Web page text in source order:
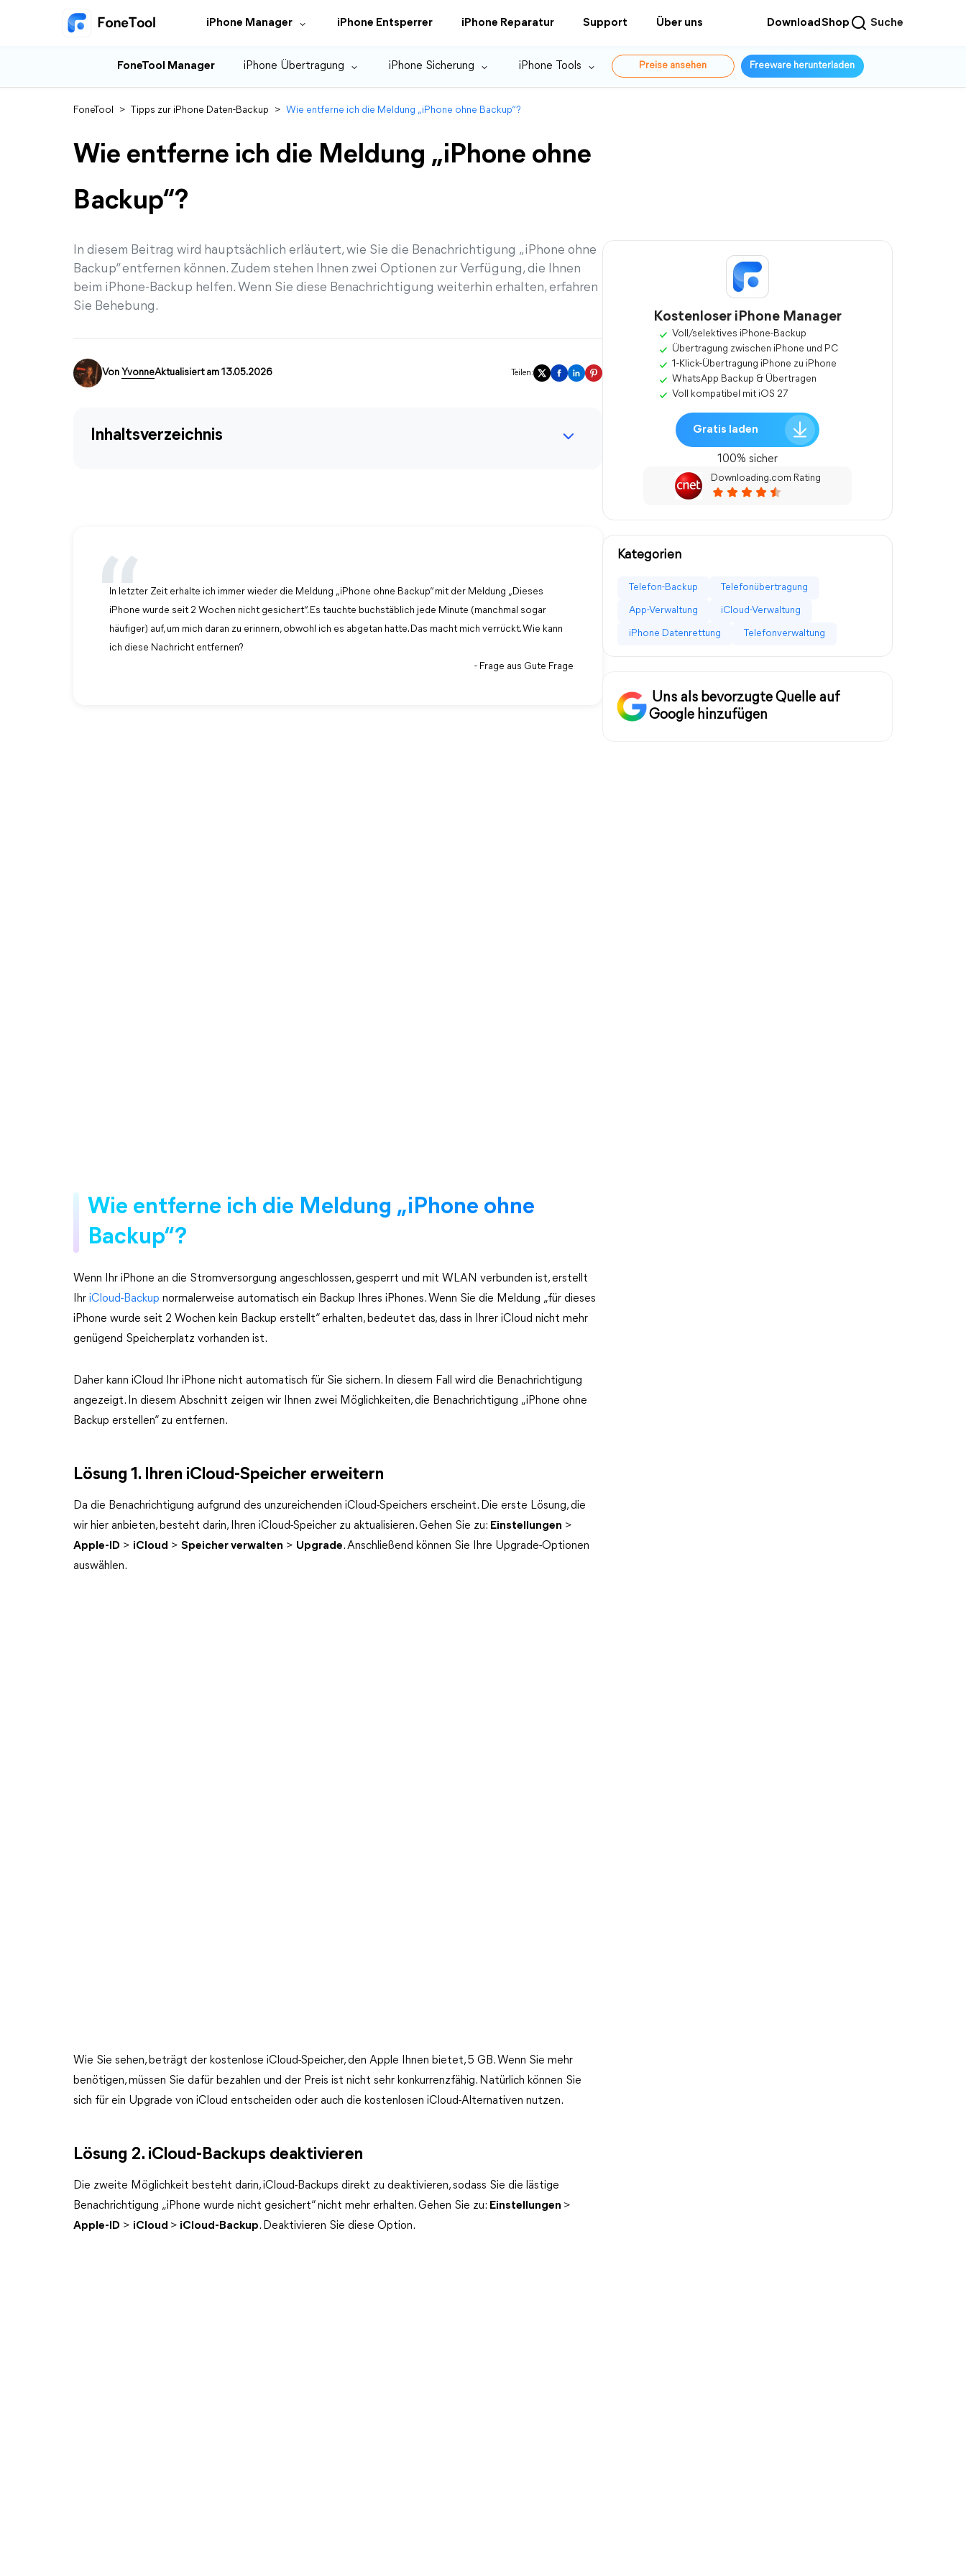
iPhone Manager iPhone Entsperrer iPhone Reparatur Support Über uns DownloadShop Suche
FoneTool Manager iPhone Übertragung iPhone Sicherung iPhone Tools Preise ansehen Freeware herunterladen
FoneTool > Tipps zur iPhone Daten-Backup > Wie entferne ich die Meldung „iPhone ohne Backup“?
Wie entferne ich die Meldung „iPhone ohne
Backup“?
In diesem Beitrag wird hauptsächlich erläutert, wie Sie die Benachrichtigung „iPhone ohne
Backup“ entfernen können. Zudem stehen Ihnen zwei Optionen zur Verfügung, die Ihnen
beim iPhone-Backup helfen. Wenn Sie diese Benachrichtigung weiterhin erhalten, erfahren
Sie Behebung.
Von YvonneAktualisiert am 13.05.2026 Teilen:
Inhaltsverzeichnis
In letzter Zeit erhalte ich immer wieder die Meldung „iPhone ohne Backup“ mit der Meldung „Dieses
iPhone wurde seit 2 Wochen nicht gesichert“. Es tauchte buchstäblich jede Minute (manchmal sogar
häufiger) auf, um mich daran zu erinnern, obwohl ich es abgetan hatte. Das macht mich verrückt. Wie kann
ich diese Nachricht entfernen?
- Frage aus Gute Frage
Wie entferne ich die Meldung „iPhone ohne
Backup“?
Wenn Ihr iPhone an die Stromversorgung angeschlossen, gesperrt und mit WLAN verbunden ist, erstellt
Ihr iCloud-Backup normalerweise automatisch ein Backup Ihres iPhones. Wenn Sie die Meldung „für dieses
iPhone wurde seit 2 Wochen kein Backup erstellt“ erhalten, bedeutet das, dass in Ihrer iCloud nicht mehr
genügend Speicherplatz vorhanden ist.
Daher kann iCloud Ihr iPhone nicht automatisch für Sie sichern. In diesem Fall wird die Benachrichtigung
angezeigt. In diesem Abschnitt zeigen wir Ihnen zwei Möglichkeiten, die Benachrichtigung „iPhone ohne
Backup erstellen“ zu entfernen.
Lösung 1. Ihren iCloud-Speicher erweitern
Da die Benachrichtigung aufgrund des unzureichenden iCloud-Speichers erscheint. Die erste Lösung, die
wir hier anbieten, besteht darin, Ihren iCloud-Speicher zu aktualisieren. Gehen Sie zu: Einstellungen >
Apple-ID > iCloud > Speicher verwalten > Upgrade. Anschließend können Sie Ihre Upgrade-Optionen
auswählen.
Wie Sie sehen, beträgt der kostenlose iCloud-Speicher, den Apple Ihnen bietet, 5 GB. Wenn Sie mehr
benötigen, müssen Sie dafür bezahlen und der Preis ist nicht sehr konkurrenzfähig. Natürlich können Sie
sich für ein Upgrade von iCloud entscheiden oder auch die kostenlosen iCloud-Alternativen nutzen.
Lösung 2. iCloud-Backups deaktivieren
Die zweite Möglichkeit besteht darin, iCloud-Backups direkt zu deaktivieren, sodass Sie die lästige
Benachrichtigung „iPhone wurde nicht gesichert“ nicht mehr erhalten. Gehen Sie zu: Einstellungen >
Apple-ID > iCloud > iCloud-Backup. Deaktivieren Sie diese Option.
Kostenloser iPhone Manager
Voll/selektives iPhone-Backup
Übertragung zwischen iPhone und PC
1-Klick-Übertragung iPhone zu iPhone
WhatsApp Backup & Übertragen
Voll kompatibel mit iOS 27
Gratis laden
100% sicher
Downloading.com Rating
Kategorien
Telefon-Backup Telefonübertragung
App-Verwaltung iCloud-Verwaltung
iPhone Datenrettung Telefonverwaltung
Uns als bevorzugte Quelle auf
Google hinzufügen